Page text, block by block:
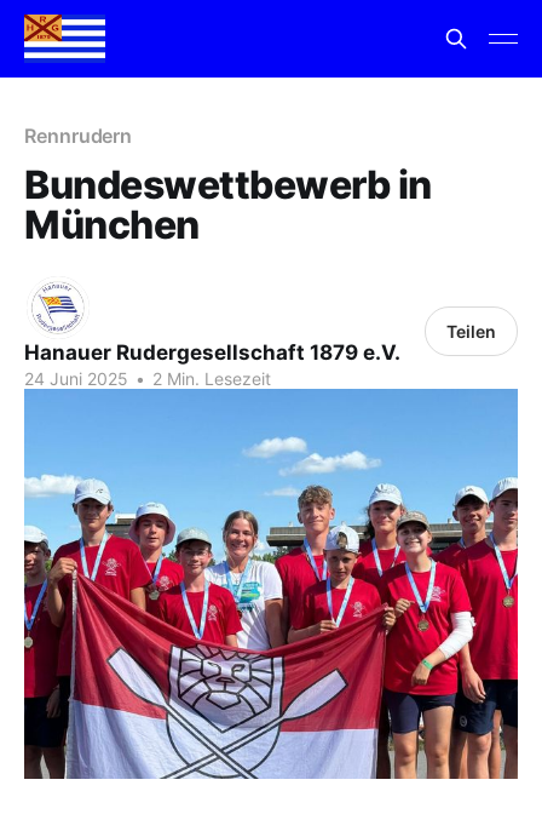
Rennrudern
Bundeswettbewerb in
München
Hanauer Rudergesellschaft 1879 e.V.
24 Juni 2025 • 2 Min. Lesezeit
Teilen